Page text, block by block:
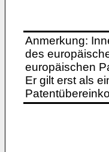
Anmerkung:
des
europäischen
Er gilt erst als